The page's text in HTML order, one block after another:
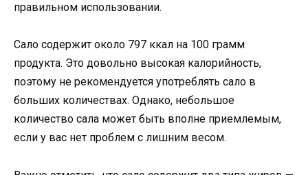
правильном использовании.
Сало содержит около 797 ккал на 100 грамм
продукта. Это довольно высокая калорийность,
поэтому не рекомендуется употреблять сало в
больших количествах. Однако, небольшое
количество сала может быть вполне приемлемым,
если у вас нет проблем с лишним весом.